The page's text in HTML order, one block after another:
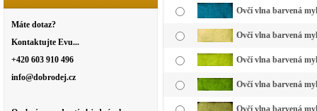
Máte dotaz?
Kontaktujte Evu...
+420 603 910 496
info@dobrodej.cz
Ovčí vlna barvená
Ovčí vlna barvená
Ovčí vlna barvená
Ovčí vlna barvená
Ovčí vlna barvená